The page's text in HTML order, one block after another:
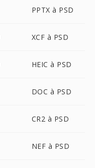
PPTX à PSD
XCF à PSD
HEIC à PSD
DOC à PSD
CR2 à PSD
NEF à PSD